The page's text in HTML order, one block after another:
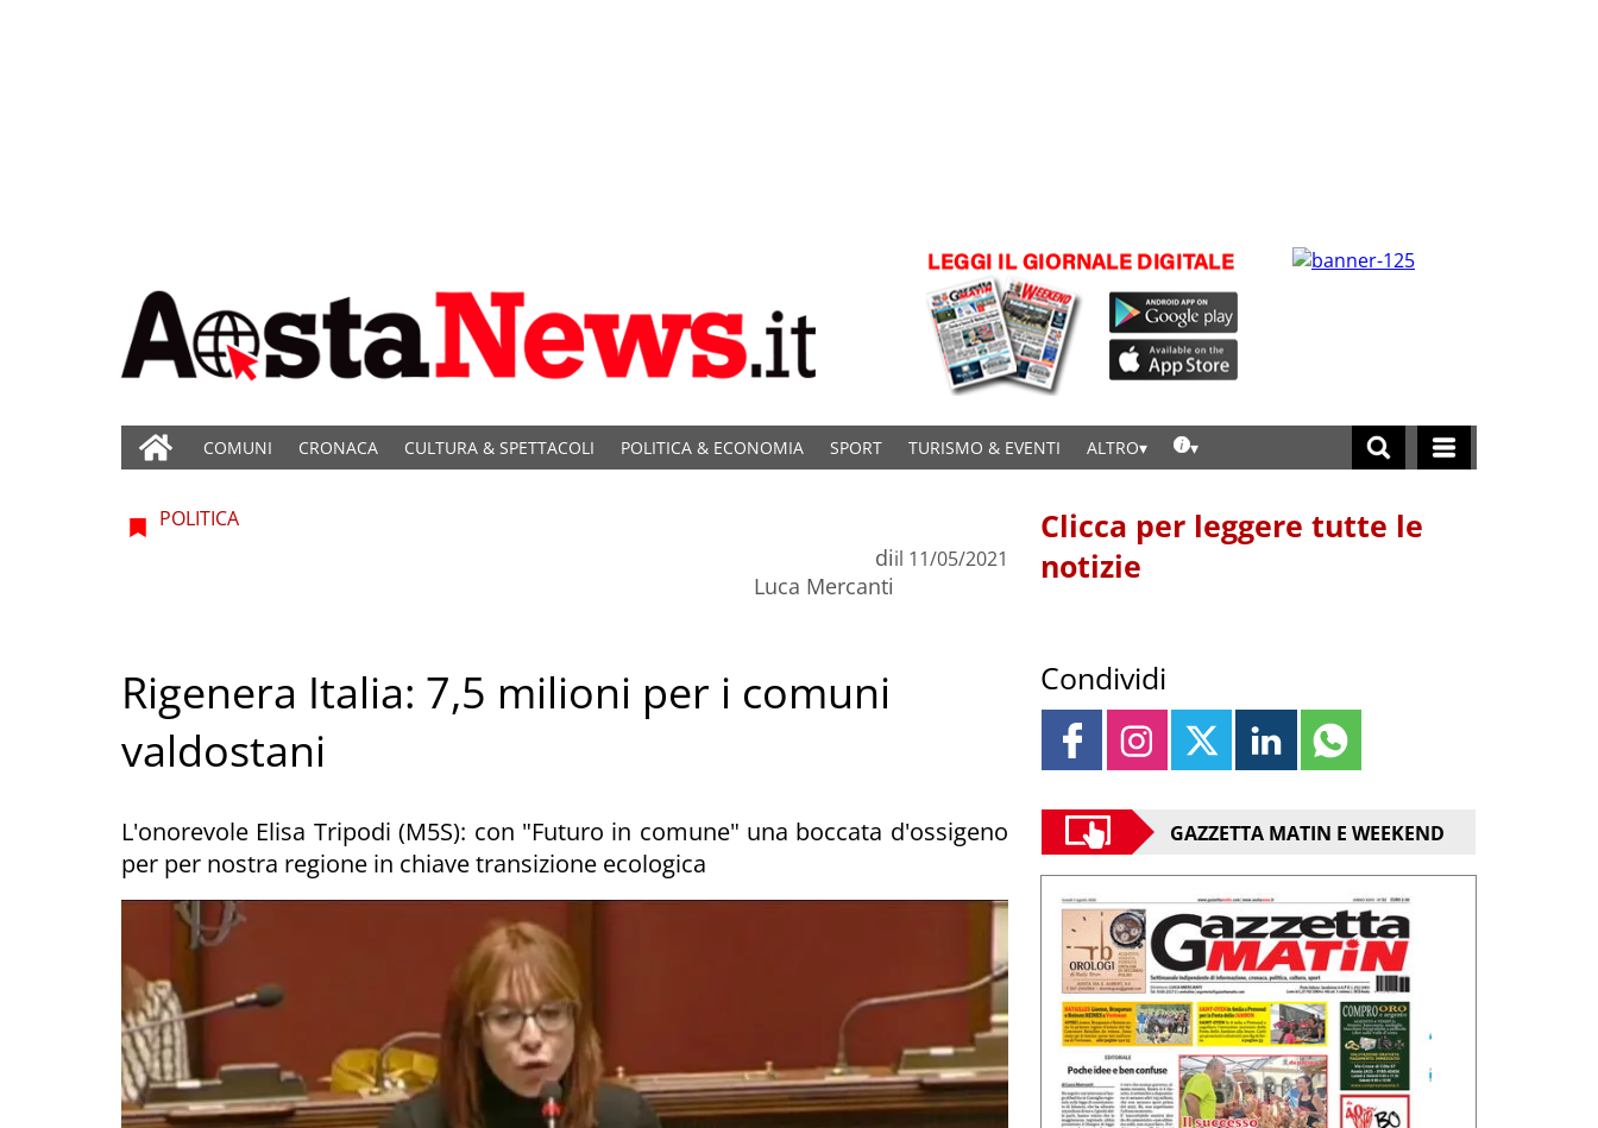
COMUNI CRONACA CULTURA & SPETTACOLI POLITICA & ECONOMIA SPORT TURISMO & EVENTI ALTRO
POLITICA
di
Luca Mercanti
il 11/05/2021
Rigenera Italia: 7,5 milioni per i comuni
valdostani
L'onorevole Elisa Tripodi (M5S): con "Futuro in comune" una boccata d'ossigeno
per per nostra regione in chiave transizione ecologica
Clicca per leggere tutte le
notizie
Condividi
GAZZETTA MATIN E WEEKEND